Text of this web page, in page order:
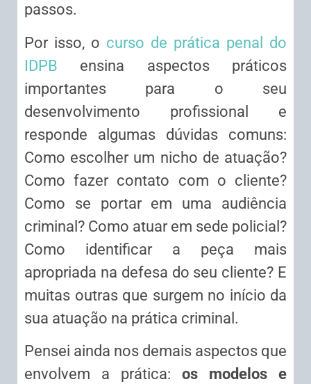
passos.
Por isso, o curso de prática penal do
IDPB ensina aspectos práticos
importantes para o seu
desenvolvimento profissional e
responde algumas dúvidas comuns:
Como escolher um nicho de atuação?
Como fazer contato com o cliente?
Como se portar em uma audiência
criminal? Como atuar em sede policial?
Como identificar a peça mais
apropriada na defesa do seu cliente? E
muitas outras que surgem no início da
sua atuação na prática criminal.
Pensei ainda nos demais aspectos que
envolvem a prática: os modelos e